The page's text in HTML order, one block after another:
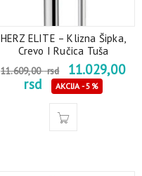
HERZ ELITE – Klizna Šipka,
Crevo I Ručica Tuša
11.609,00rsd
11.029,00
rsd
AKCIJA - 5%